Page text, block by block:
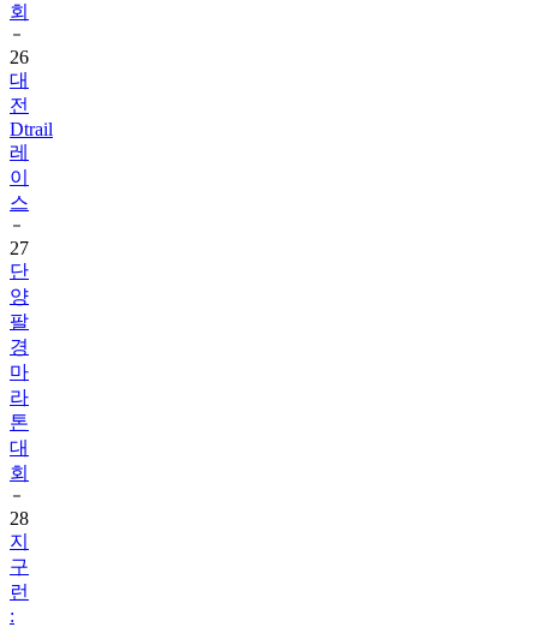
회
26
대
전
Dtrail
레
이
스
27
단
양
팔
경
마
라
톤
대
회
28
지
구
런
: